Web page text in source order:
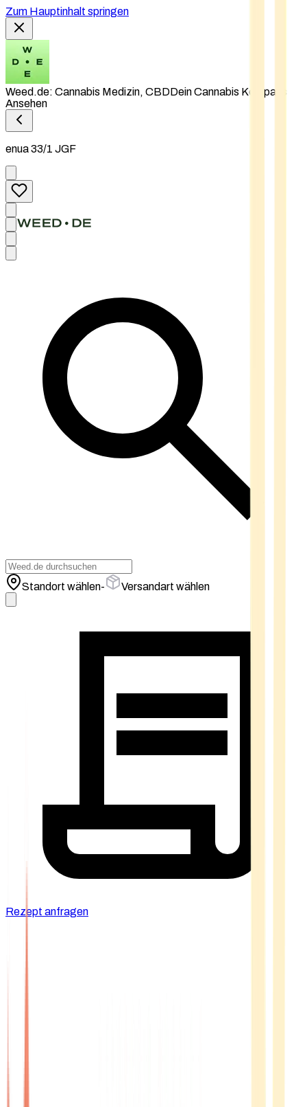
Zum Hauptinhalt springen
Weed.de: Cannabis Medizin, CBDDein Cannabis Kompass
Ansehen
enua 33/1 JGF
Standort wählen- Versandart wählen
Rezept anfragen